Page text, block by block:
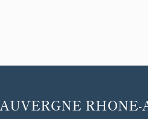
AUVERGNE RHONE-